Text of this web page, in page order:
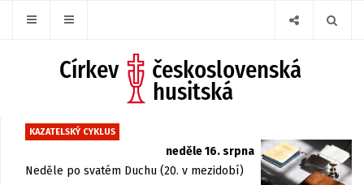
KAZATELSKÝ CYKLUS
neděle 16. srpna
Neděle po svatém Duchu (20. v mezidobí)